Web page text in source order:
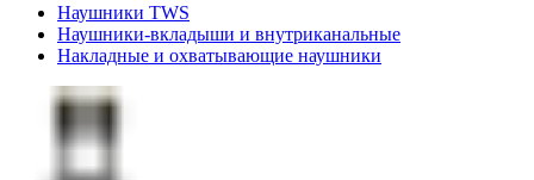
Наушники TWS
Наушники-вкладыши и внутриканальные
Накладные и охватывающие наушники